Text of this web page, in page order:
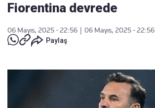
Fiorentina devrede
06 Mayıs, 2025 - 22:56
06 Mayıs, 2025 - 22:56
Paylaş